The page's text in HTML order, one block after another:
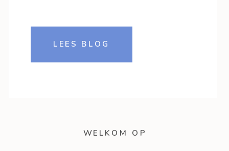
WELKOM OP
alsof je het licht ineens uitknipt?
En hoe begin je […]
LEES BLOG